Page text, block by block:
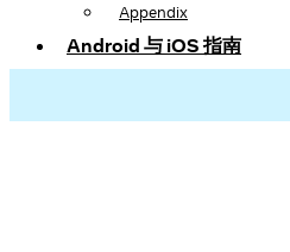
Appendix
Android 与 iOS 指南